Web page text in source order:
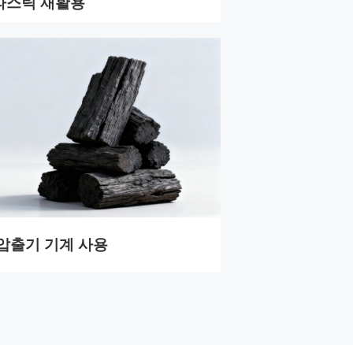
출기 기계 사용